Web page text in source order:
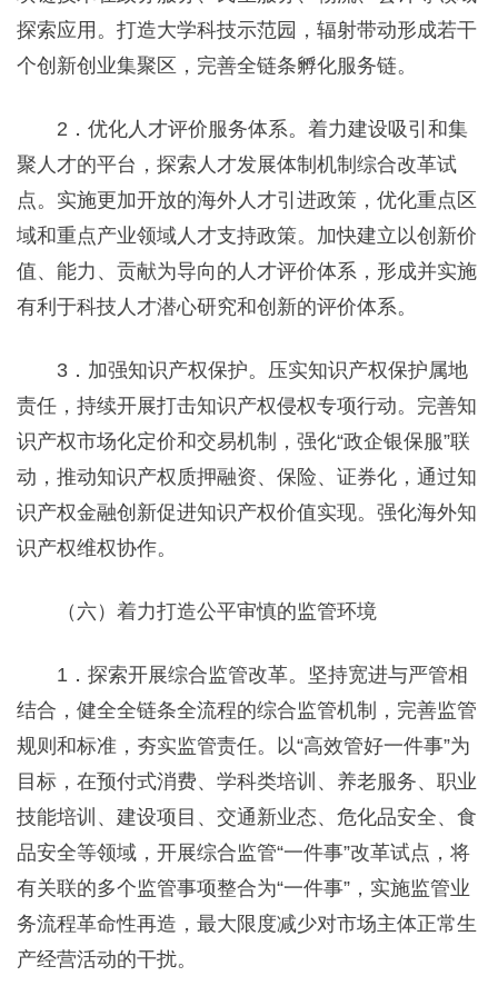
探索应用。打造大学科技示范园，辐射带动形成若干
个创新创业集聚区，完善全链条孵化服务链。
2．优化人才评价服务体系。着力建设吸引和集
聚人才的平台，探索人才发展体制机制综合改革试
点。实施更加开放的海外人才引进政策，优化重点区
域和重点产业领域人才支持政策。加快建立以创新价
值、能力、贡献为导向的人才评价体系，形成并实施
有利于科技人才潜心研究和创新的评价体系。
3．加强知识产权保护。压实知识产权保护属地
责任，持续开展打击知识产权侵权专项行动。完善知
识产权市场化定价和交易机制，强化“政企银保服”联
动，推动知识产权质押融资、保险、证券化，通过知
识产权金融创新促进知识产权价值实现。强化海外知
识产权维权协作。
（六）着力打造公平审慎的监管环境
1．探索开展综合监管改革。坚持宽进与严管相
结合，健全全链条全流程的综合监管机制，完善监管
规则和标准，夯实监管责任。以“高效管好一件事”为
目标，在预付式消费、学科类培训、养老服务、职业
技能培训、建设项目、交通新业态、危化品安全、食
品安全等领域，开展综合监管“一件事”改革试点，将
有关联的多个监管事项整合为“一件事”，实施监管业
务流程革命性再造，最大限度减少对市场主体正常生
产经营活动的干扰。